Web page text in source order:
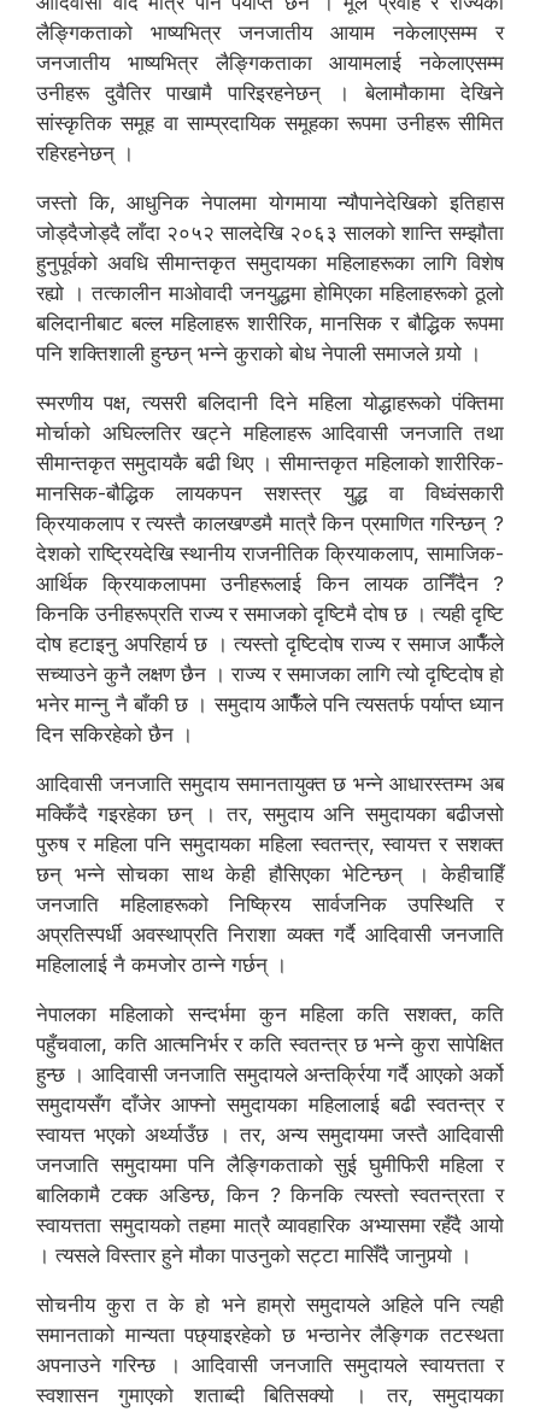
लैङ्गिकताको भाष्यभित्र जनजातीय आयाम नकेलाएसम्म र
जनजातीय भाष्यभित्र लैङ्गिकताका आयामलाई नकेलाएसम्म
उनीहरू दुवैतिर पाखामै पारिइरहनेछन् । बेलामौकामा देखिने
सांस्कृतिक समूह वा साम्प्रदायिक समूहका रूपमा उनीहरू सीमित
रहिरहनेछन् ।
जस्तो कि, आधुनिक नेपालमा योगमाया न्यौपानेदेखिको इतिहास
जोड्दैजोड्दै लाँदा २०५२ सालदेखि २०६३ सालको शान्ति सम्झौता
हुनुपूर्वको अवधि सीमान्तकृत समुदायका महिलाहरूका लागि विशेष
रह्यो । तत्कालीन माओवादी जनयुद्धमा होमिएका महिलाहरूको ठूलो
बलिदानीबाट बल्ल महिलाहरू शारीरिक, मानसिक र बौद्धिक रूपमा
पनि शक्तिशाली हुन्छन् भन्ने कुराको बोध नेपाली समाजले गर्‍यो ।
स्मरणीय पक्ष, त्यसरी बलिदानी दिने महिला योद्धाहरूको पंक्तिमा
मोर्चाको अघिल्लतिर खट्ने महिलाहरू आदिवासी जनजाति तथा
सीमान्तकृत समुदायकै बढी थिए । सीमान्तकृत महिलाको शारीरिक-
मानसिक-बौद्धिक लायकपन सशस्त्र युद्ध वा विध्वंसकारी
क्रियाकलाप र त्यस्तै कालखण्डमै मात्रै किन प्रमाणित गरिन्छन् ?
देशको राष्ट्रियदेखि स्थानीय राजनीतिक क्रियाकलाप, सामाजिक-
आर्थिक क्रियाकलापमा उनीहरूलाई किन लायक ठानिँदैन ?
किनकि उनीहरूप्रति राज्य र समाजको दृष्टिमै दोष छ । त्यही दृष्टि
दोष हटाइनु अपरिहार्य छ । त्यस्तो दृष्टिदोष राज्य र समाज आफैँले
सच्याउने कुनै लक्षण छैन । राज्य र समाजका लागि त्यो दृष्टिदोष हो
भनेर मान्नु नै बाँकी छ । समुदाय आफैँले पनि त्यसतर्फ पर्याप्त ध्यान
दिन सकिरहेको छैन ।
आदिवासी जनजाति समुदाय समानतायुक्त छ भन्ने आधारस्तम्भ अब
मक्किँदै गइरहेका छन् । तर, समुदाय अनि समुदायका बढीजसो
पुरुष र महिला पनि समुदायका महिला स्वतन्त्र, स्वायत्त र सशक्त
छन् भन्ने सोचका साथ केही हौसिएका भेटिन्छन् । केहीचाहिँ
जनजाति महिलाहरूको निष्क्रिय सार्वजनिक उपस्थिति र
अप्रतिस्पर्धी अवस्थाप्रति निराशा व्यक्त गर्दै आदिवासी जनजाति
महिलालाई नै कमजोर ठान्ने गर्छन् ।
नेपालका महिलाको सन्दर्भमा कुन महिला कति सशक्त, कति
पहुँचवाला, कति आत्मनिर्भर र कति स्वतन्त्र छ भन्ने कुरा सापेक्षित
हुन्छ । आदिवासी जनजाति समुदायले अन्तर्क्रिया गर्दै आएको अर्को
समुदायसँग दाँजेर आफ्नो समुदायका महिलालाई बढी स्वतन्त्र र
स्वायत्त भएको अर्थ्याउँछ । तर, अन्य समुदायमा जस्तै आदिवासी
जनजाति समुदायमा पनि लैङ्गिकताको सुई घुमीफिरी महिला र
बालिकामै टक्क अडिन्छ, किन ? किनकि त्यस्तो स्वतन्त्रता र
स्वायत्तता समुदायको तहमा मात्रै व्यावहारिक अभ्यासमा रहँदै आयो
। त्यसले विस्तार हुने मौका पाउनुको सट्टा मासिँदै जानुपर्‍यो ।
सोचनीय कुरा त के हो भने हाम्रो समुदायले अहिले पनि त्यही
समानताको मान्यता पछ्याइरहेको छ भन्ठानेर लैङ्गिक तटस्थता
अपनाउने गरिन्छ । आदिवासी जनजाति समुदायले स्वायत्तता र
स्वशासन गुमाएको शताब्दी बितिसक्यो । तर, समुदायका